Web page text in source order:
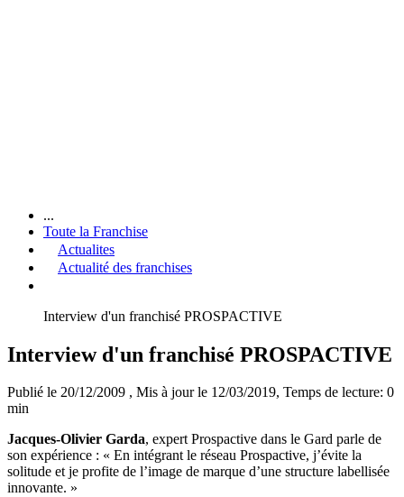
...
Toute la Franchise
Actualites
Actualité des franchises
Interview d'un franchisé PROSPACTIVE
Interview d'un franchisé PROSPACTIVE
Publié le 20/12/2009 , Mis à jour le 12/03/2019, Temps de lecture: 0
min
Jacques-Olivier Garda, expert Prospactive dans le Gard parle de
son expérience : « En intégrant le réseau Prospactive, j’évite la
solitude et je profite de l’image de marque d’une structure labellisée
innovante. »